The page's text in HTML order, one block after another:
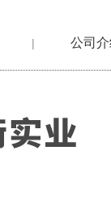
| 公司